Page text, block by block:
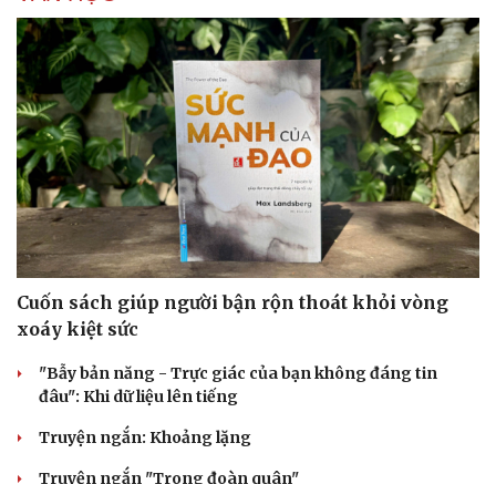
Cuốn sách giúp người bận rộn thoát khỏi vòng
xoáy kiệt sức
"Bẫy bản năng - Trực giác của bạn không đáng tin
đâu": Khi dữ liệu lên tiếng
Truyện ngắn: Khoảng lặng
Truyện ngắn "Trong đoàn quân"